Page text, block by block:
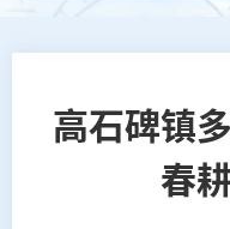
高石碑镇
春